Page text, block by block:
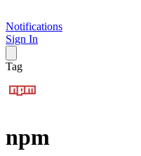
Notifications
Sign In
Tag
npm